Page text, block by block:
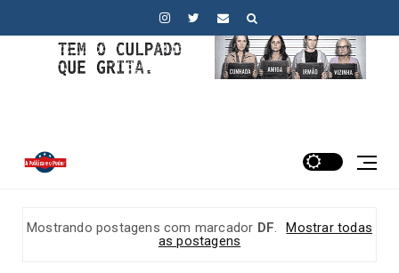
Mostrando postagens com marcador DF.
Mostrar todas
as postagens